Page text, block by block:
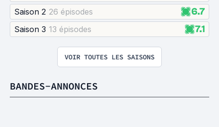
Saison 2 26 épisodes 6.7
Saison 3 13 épisodes 7.1
VOIR TOUTES LES SAISONS
BANDES-ANNONCES